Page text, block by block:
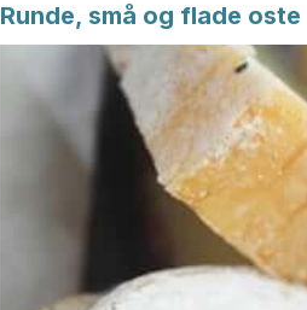
Runde, små og flade oste